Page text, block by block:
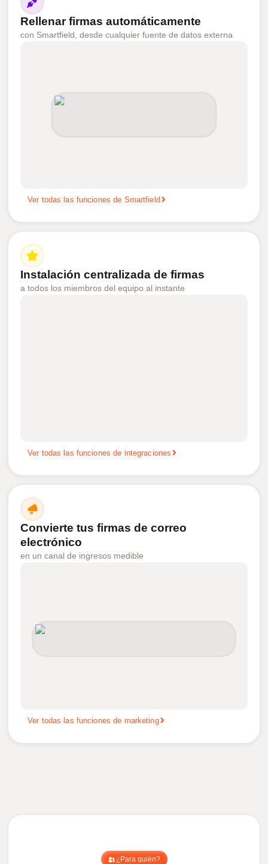
Rellenar firmas automáticamente
con Smartfield, desde cualquier fuente de datos externa
Ver todas las funciones de Smartfield
Instalación centralizada de firmas
a todos los miembros del equipo al instante
Ver todas las funciones de integraciones
Convierte tus firmas de correo
electrónico
en un canal de ingresos medible
Ver todas las funciones de marketing
¿Para quién?